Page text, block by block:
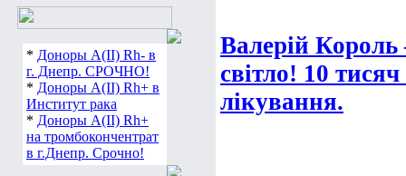
* Доноры А(ІІ) Rh- в
г. Днепр. СРОЧНО!
* Доноры А(ІІ) Rh+ в
Институт рака
* Доноры А(ІІ) Rh+
на тромбокончентрат
в г.Днепр. Срочно!
Валерій Король
світло! 10
лікування.